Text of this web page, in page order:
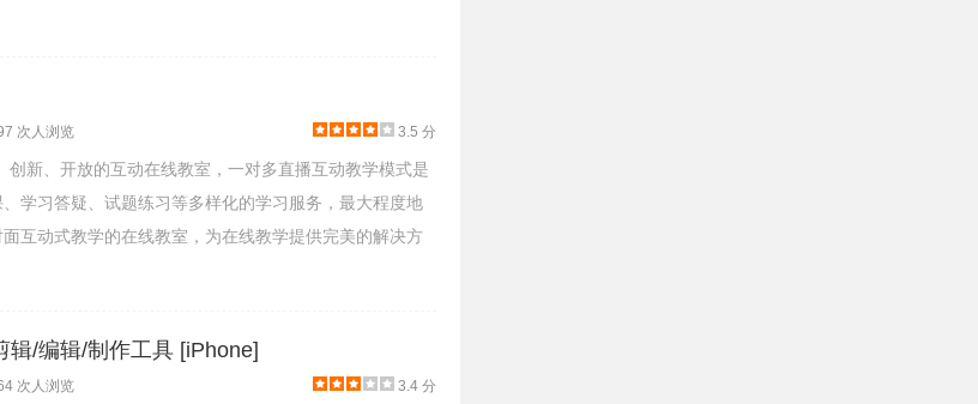
，秀你所想
视频轻松实现
次人浏览 3.5 分
新、开放的互动在线教室，一对多直播互动教学模式是
学习答疑、试题练习等多样化的学习服务，最大程度地
互动式教学的在线教室，为在线教学提供完美的解决方
辑/编辑/制作工具 [iPhone]
次人浏览 3.4 分